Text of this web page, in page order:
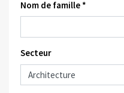
Nom de famille *
Secteur